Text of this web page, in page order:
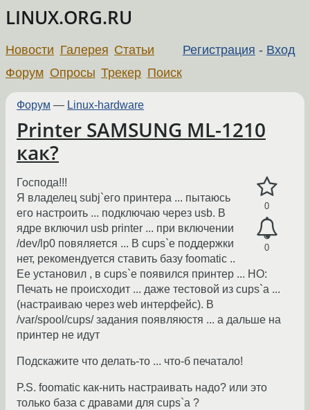
LINUX.ORG.RU
Регистрация - Вход
Новости Галерея Статьи
Форум Опросы Трекер Поиск
Форум — Linux-hardware
Printer SAMSUNG ML-1210
как?
0
0
Господа!!!
Я владелец subj`его принтера ... пытаюсь
его настроить ... подключаю через usb. В
ядре включил usb printer ... при включении
/dev/lp0 повяляется ... В cups`е поддержки
нет, рекомендуется ставить базу foomatic ..
Ее установил , в cups`е появился принтер ... НО:
Печать не происходит ... даже тестовой из cups`а ...
(настраиваю через web интерфейс). В
/var/spool/cups/ задания появляюстя ... а дальше на
принтер не идут
Подскажите что делать-то ... что-б печатало!
P.S. foomatic как-нить настраивать надо? или это
только база с дравами для cups`а ?